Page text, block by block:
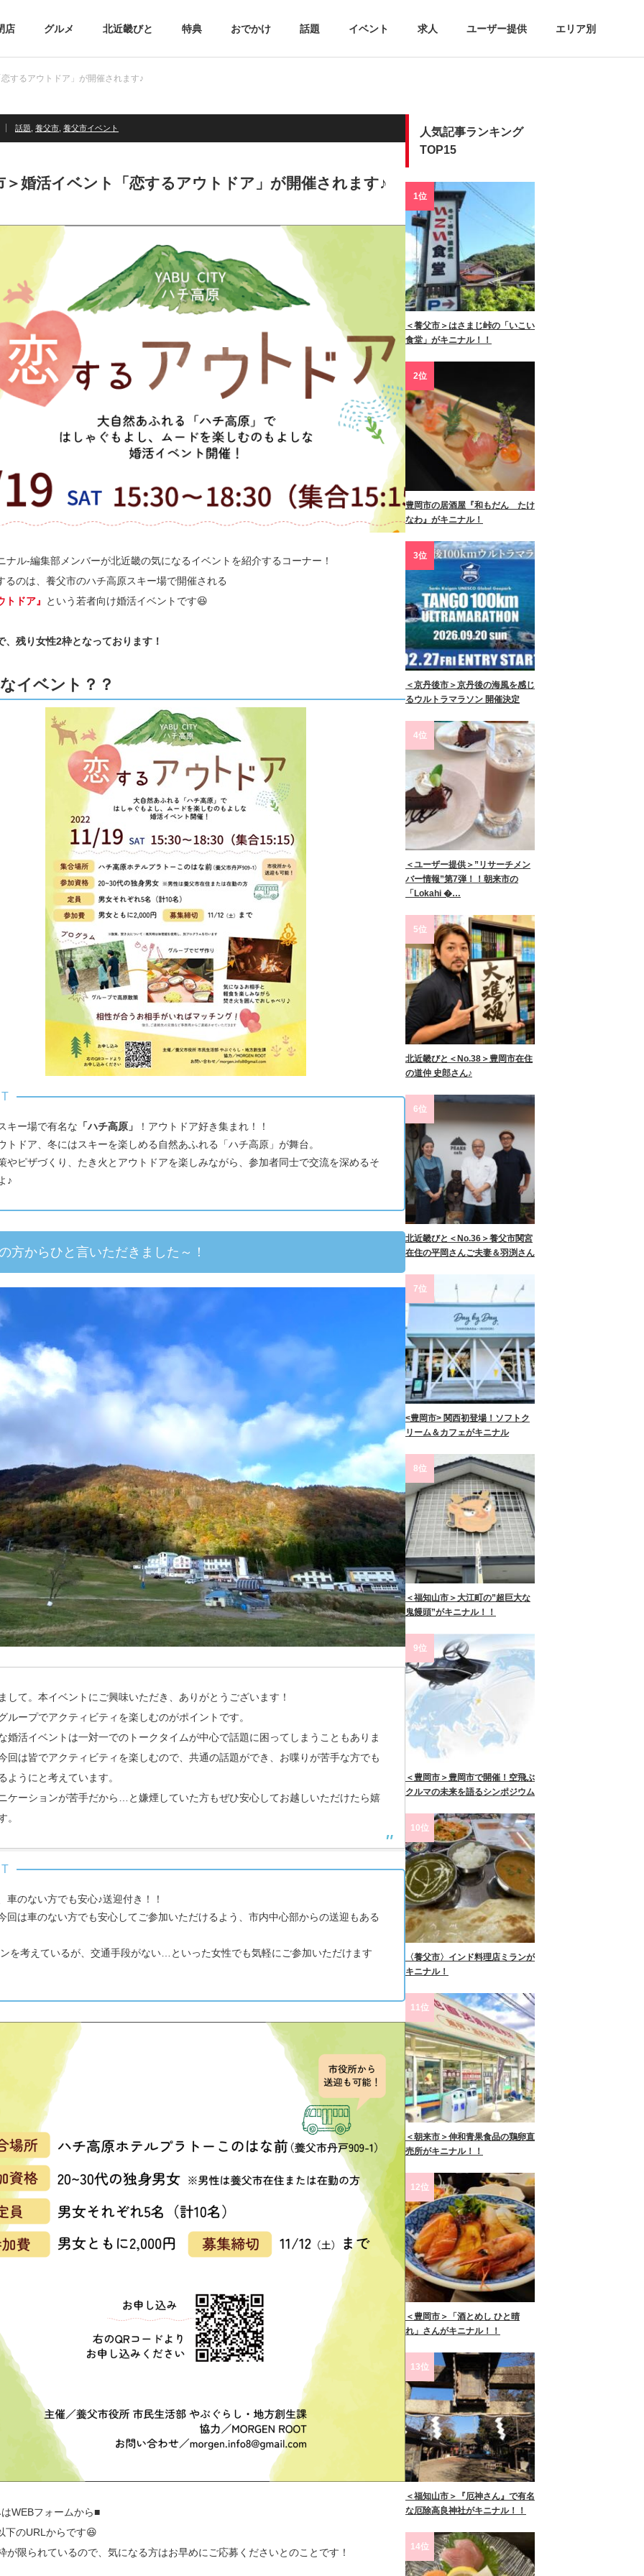
店 グルメ 北近畿びと 特典 おでかけ 話題 イベント 求人 ユーザー提供 エリア別
するアウトドア」が開催されます♪
話題 養父市 養父市イベント
＞婚活イベント「恋するアウトドア」が開催されます♪
ナル-編集部メンバーが北近畿の気になるイベントを紹介するコーナー！
るのは、養父市のハチ高原スキー場で開催される
ドア』
という若者向け婚活イベントです😆
残り女性2枠となっております！
イベント？？
キー場で有名な 「ハチ高原」
！アウトドア好き集まれ！！
トドア、冬にはスキーを楽しめる自然あふれる「ハチ高原」が舞台。
やピザづくり、たき火とアウトドアを楽しみながら、参加者同士で交流を深めるそ
♪
方からひと言いただきました～！
して。本イベントにご興味いただき、ありがとうございます！
ループでアクティビティを楽しむのがポイントです。
婚活イベントは一対一でのトークタイムが中心で話題に困ってしまうこともありま
回は皆でアクティビティを楽しむので、共通の話題ができ、お喋りが苦手な方でも
ようにと考えています。
ケーションが苦手だから…と嫌煙していた方もぜひ安心してお越しいただけたら嬉
。
車のない方でも安心♪送迎付き！！
回は車のない方でも安心してご参加いただけるよう、市内中心部からの送迎もある
を考えているが、交通手段がない…といった女性でも気軽にご参加いただけます
WEBフォームから■
下のURLからです😆
が限られているので、気になる方はお早めにご応募くださいとのことです！
人気記事ランキング
TOP15
1位
＜養父市＞はさまじ峠の「いこい
食堂」がキニナル！！
2位
豊岡市の居酒屋『和もだん たけ
なわ』がキニナル！
3位
＜京丹後市＞京丹後の海風を感じ
るウルトラマラソン 開催決定
4位
＜ユーザー提供＞”リサーチメン
バー情報”第7弾！！朝来市の
「Lokahi �…
5位
北近畿びと＜No.38＞豊岡市在住
の道仲 史郎さん♪
6位
北近畿びと＜No.36＞養父市関宮
在住の平岡さんご夫妻＆羽渕さん
7位
<豊岡市> 関西初登場！ソフトク
リーム＆カフェがキニナル
8位
＜福知山市＞大江町の”超巨大な
鬼饅頭”がキニナル！！
9位
＜豊岡市＞豊岡市で開催！空飛ぶ
クルマの未来を語るシンポジウム
10位
〈養父市〉インド料理店ミランが
キニナル！
11位
＜朝来市＞伸和青果食品の鶏卵直
売所がキニナル！！
12位
＜豊岡市＞「酒とめし ひと晴
れ」さんがキニナル！！
13位
＜福知山市＞『厄神さん』で有名
な厄除高良神社がキニナル！！
14位